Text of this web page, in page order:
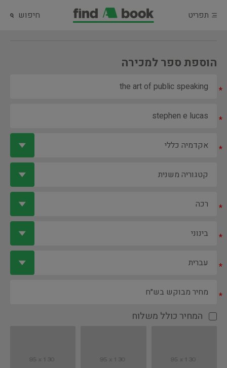
תפריט חיפוש
הוספת ספר למכירה
*
*
*
*
*
*
*
המחיר כולל משלוח